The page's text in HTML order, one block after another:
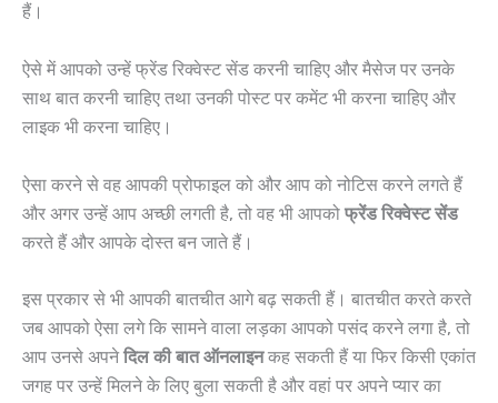
हैं।
ऐसे में आपको उन्हें फ्रेंड रिक्वेस्ट सेंड करनी चाहिए और मैसेज पर उनके
साथ बात करनी चाहिए तथा उनकी पोस्ट पर कमेंट भी करना चाहिए और
लाइक भी करना चाहिए।
ऐसा करने से वह आपकी प्रोफाइल को और आप को नोटिस करने लगते हैं
और अगर उन्हें आप अच्छी लगती है, तो वह भी आपको फ्रेंड रिक्वेस्ट सेंड
करते हैं और आपके दोस्त बन जाते हैं।
इस प्रकार से भी आपकी बातचीत आगे बढ़ सकती हैं। बातचीत करते करते
जब आपको ऐसा लगे कि सामने वाला लड़का आपको पसंद करने लगा है, तो
आप उनसे अपनेदिल की बात ऑनलाइनकह सकती हैं या फिर किसी एकांत
जगह पर उन्हें मिलने के लिए बुला सकती है और वहां पर अपने प्यार का